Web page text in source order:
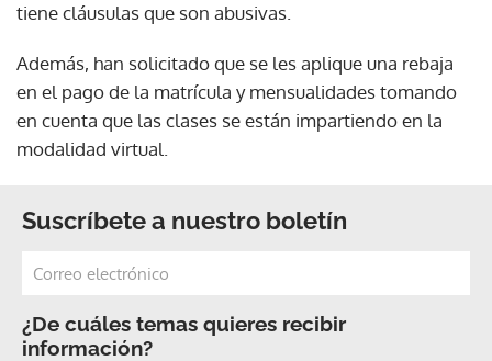
tiene cláusulas que son abusivas.
Además, han solicitado que se les aplique una rebaja
en el pago de la matrícula y mensualidades tomando
en cuenta que las clases se están impartiendo en la
modalidad virtual.
Suscríbete a nuestro boletín
¿De cuáles temas quieres recibir
información?